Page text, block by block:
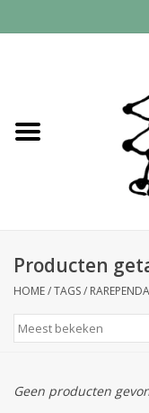
Industrial lamps
Producten
HOME/TAGS/
Geen producten